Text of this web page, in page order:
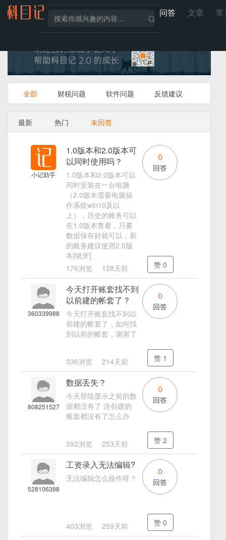
问答 文章 常
全部 财税问题 软件问题 反馈建议
最新 热门 未回答
小记助手
1.0版本和2.0版本可
以同时使用吗？
1.0版本和2.0版本可以
同时安装在一台电脑
（2.0版本需要电脑操
作系统win10及以
上），历史的账务可以
在1.0版本查看，只要
数据保存好就可以；新
的账务建议使用2.0版
本[呲牙]
176浏览
128天前
0
回答
赞 0
360339988
今天打开账套找不到
以前建的帐套了？
今天打开账套找不到以
前建的帐套了，如何找
到以前的帐套，谢谢了
336浏览 214天前
0
回答
赞 1
808251527
数据丢失？
今天登陆显示之前的数
据都没有了 连创建的
账套都没有了怎么办
392浏览 253天前
0
回答
赞 2
528106398
工资录入无法编辑?
无法编辑怎么操作呀？
403浏览 259天前
0
回答
赞 0